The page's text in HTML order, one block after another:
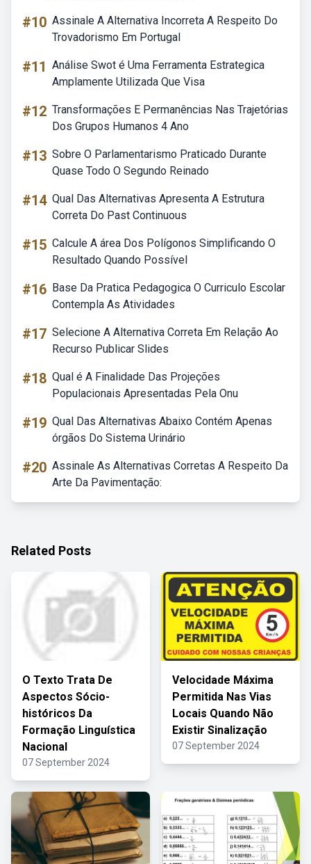
#10 Assinale A Alternativa Incorreta A Respeito Do
Trovadorismo Em Portugal
#11 Análise Swot é Uma Ferramenta Estrategica
Amplamente Utilizada Que Visa
#12 Transformações E Permanências Nas Trajetórias
Dos Grupos Humanos 4 Ano
#13 Sobre O Parlamentarismo Praticado Durante
Quase Todo O Segundo Reinado
#14 Qual Das Alternativas Apresenta A Estrutura
Correta Do Past Continuous
#15 Calcule A área Dos Polígonos Simplificando O
Resultado Quando Possível
#16 Base Da Pratica Pedagogica O Curriculo Escolar
Contempla As Atividades
#17 Selecione A Alternativa Correta Em Relação Ao
Recurso Publicar Slides
#18 Qual é A Finalidade Das Projeções
Populacionais Apresentadas Pela Onu
#19 Qual Das Alternativas Abaixo Contém Apenas
órgãos Do Sistema Urinário
#20 Assinale As Alternativas Corretas A Respeito Da
Arte Da Pavimentação:
Related Posts
O Texto Trata De
Aspectos Sócio-
históricos Da
Formação Linguística
Nacional
07 September 2024
Velocidade Máxima
Permitida Nas Vias
Locais Quando Não
Existir Sinalização
07 September 2024